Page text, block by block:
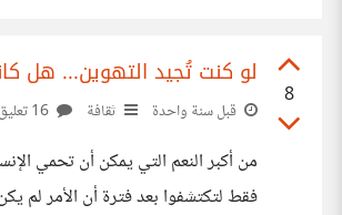
8
لو كنت تُجيد التهوين... هل
قبل سنة واحدة ثقافة
من أكبر النعم التي يمكن أن تحمي
فقط لتكتشفوا بعد فترة أن الأمر لم